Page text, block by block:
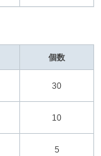
個数
30
10
5